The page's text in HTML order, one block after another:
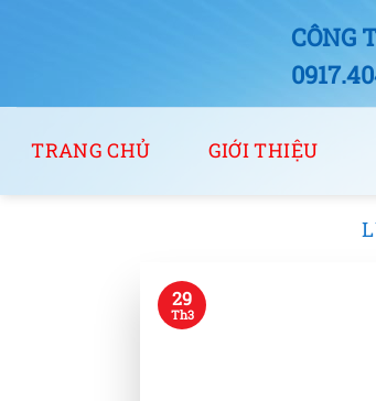
CÔNG
TRANG CHỦ GIỚI THIỆU
29
Th3